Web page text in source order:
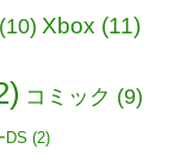
(10) Xbox (11)
コミック (9)
DS (2)